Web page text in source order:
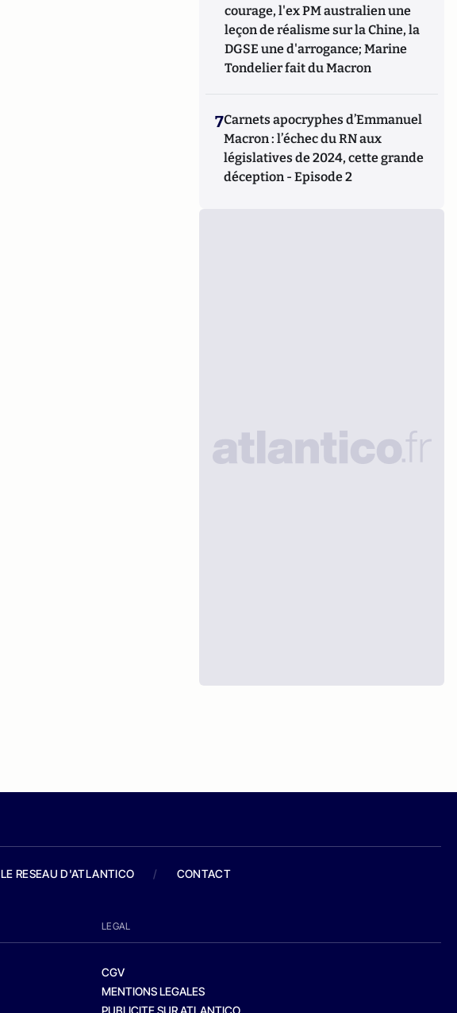
courage, l'ex PM australien une
leçon de réalisme sur la Chine, la
DGSE une d'arrogance; Marine
Tondelier fait du Macron
7Carnets apocryphes d’Emmanuel
Macron : l’échec du RN aux
législatives de 2024, cette grande
déception - Episode 2
LE RESEAU D'ATLANTICO / CONTACT
LEGAL
CGV
MENTIONS LEGALES
PUBLICITE SUR ATLANTICO